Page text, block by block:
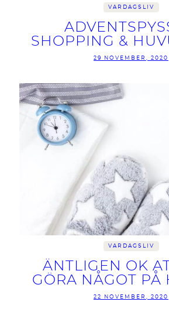
VARDAGSLIV
SHOPPING &
29 NOVEMBER, 2020
VARDAGSLIV
ÄNTLIGEN OK
GÖRA NÅGOT PÅ
22 NOVEMBER, 2020